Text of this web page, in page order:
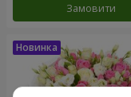
Замовити